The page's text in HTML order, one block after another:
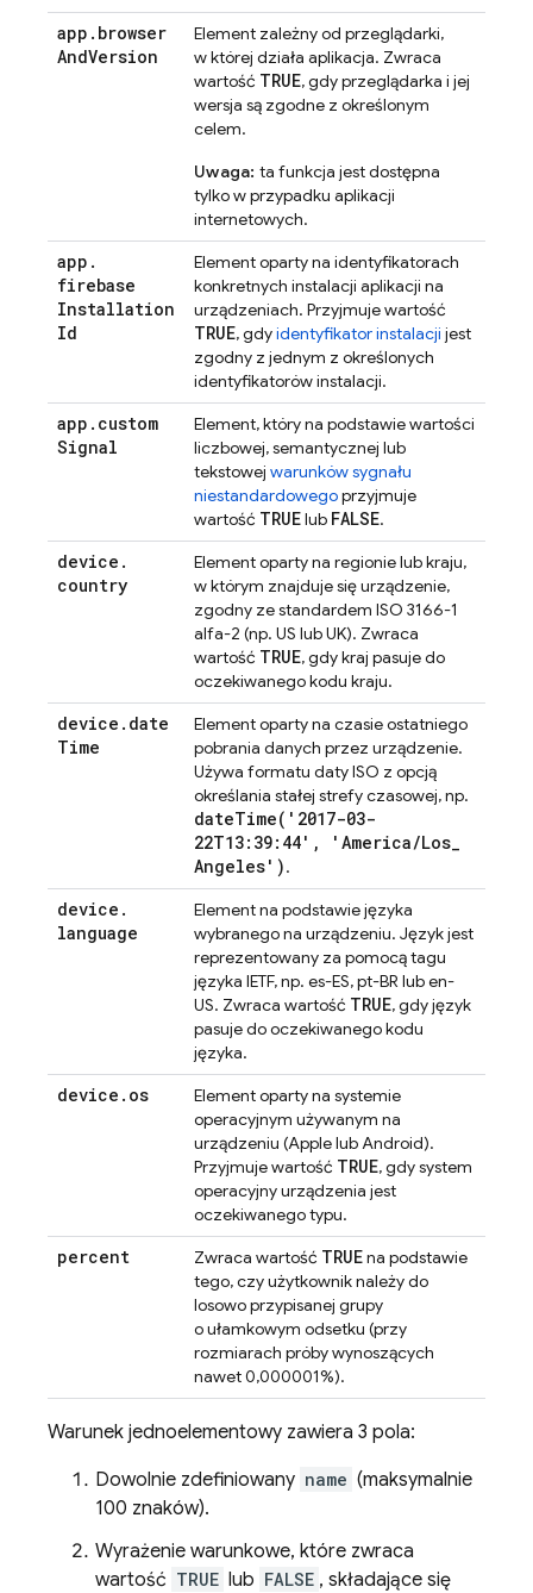
app . browser
AndVersion
Element zależny od przeglądarki,
w której działa aplikacja. Zwraca
wartość TRUE, gdy przeglądarka i jej
wersja są zgodne z określonym
celem.
Uwaga: ta funkcja jest dostępna
tylko w przypadku aplikacji
internetowych.
app .
firebase
Installation
Id
Element oparty na identyfikatorach
konkretnych instalacji aplikacji na
urządzeniach. Przyjmuje wartość
TRUE, gdyidentyfikator instalacji jest
zgodny z jednym z określonych
identyfikatorów instalacji.
app . custom
Signal
Element, który na podstawie wartości
liczbowej, semantycznej lub
tekstowej warunków sygnału
niestandardowegoprzyjmuje
wartość TRUElub FALSE.
device .
country
Element oparty na regionie lub kraju,
w którym znajduje się urządzenie,
zgodny ze standardem ISO 3166-1
alfa-2 (np. US lub UK). Zwraca
wartość TRUE, gdy kraj pasuje do
oczekiwanego kodu kraju.
device . date
Time
Element oparty na czasie ostatniego
pobrania danych przez urządzenie.
Używa formatu daty ISO z opcją
określania stałej strefy czasowej, np.
dateTime( '2017-03-
22T13:39:44' , 'America/Los_
Angeles').
device .
language
Element na podstawie języka
wybranego na urządzeniu. Język jest
reprezentowany za pomocą tagu
języka IETF, np. es-ES, pt-BR lub en-
US. Zwraca wartość TRUE, gdy język
pasuje do oczekiwanego kodu
języka.
device . os
Element oparty na systemie
operacyjnym używanym na
urządzeniu (Apple lub Android).
Przyjmuje wartość TRUE, gdy system
operacyjny urządzenia jest
oczekiwanego typu.
percent Zwraca wartość TRUEna podstawie
tego, czy użytkownik należy do
losowo przypisanej grupy
o ułamkowym odsetku (przy
rozmiarach próby wynoszących
nawet 0,000001%).
Warunek jednoelementowy zawiera 3 pola:
Dowolnie zdefiniowany name (maksymalnie
100 znaków).
Wyrażenie warunkowe, które zwraca
wartość TRUE lub FALSE , składające się